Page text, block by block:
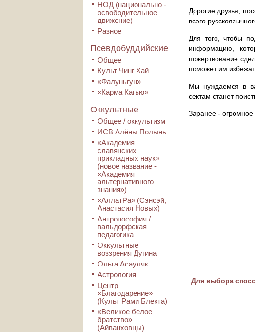
НОД (национально -
освободительное
движение)
Разное
Псевдобуддийские
Общее
Культ Чинг Хай
«Фалуньгун»
«Карма Кагью»
Оккультные
Общее / оккультизм
ИСВ Алёны Полынь
«Академия
славянских
прикладных наук»
(новое название -
«Академия
альтернативного
знания»)
«АллатРа» (Сэнсэй,
Анастасия Новых)
Антропософия /
вальдорфская
педагогика
Оккультные
воззрения Дугина
Ольга Асауляк
Астрология
Центр
«Благодарение»
(Культ Рами Блекта)
«Великое белое
братство»
(Айванховцы)
Дорогие друзья,
всего
Для того, чтобы
информацию,
пожертвование
поможет им
Мы нуждаемся в
сектам станет
Заранее - огромное
Для выбора